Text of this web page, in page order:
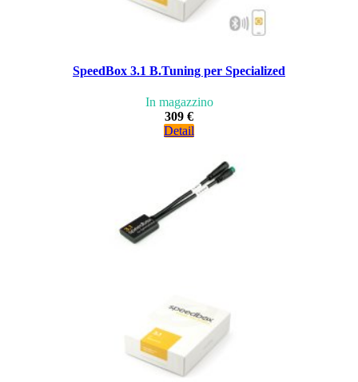
SpeedBox 3.1 B.Tuning per Specialized
In magazzino
309 €
Detail